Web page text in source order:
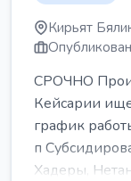
Кирьят
СРОЧНО
Кейсарии
график
п
Хадеры,